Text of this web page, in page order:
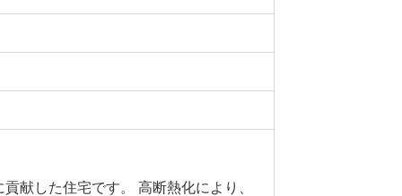
献した住宅です。 高断熱化により、